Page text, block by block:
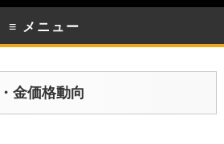
≡ メニュー
金価格動向